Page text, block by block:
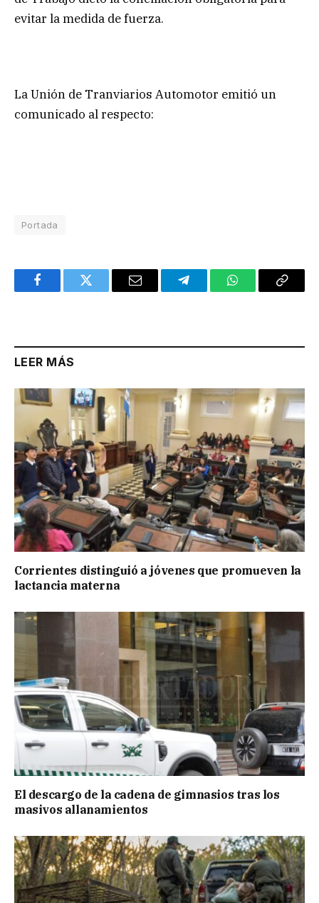
evitar la medida de fuerza.
La Unión de Tranviarios Automotor emitió un
comunicado al respecto:
Portada
FacebookTwitter Email TelegramWhatsAppCopy
LEER MÁS
Corrientes distinguió a jóvenes que promueven la
lactancia materna
El descargo de la cadena de gimnasios tras los
masivos allanamientos